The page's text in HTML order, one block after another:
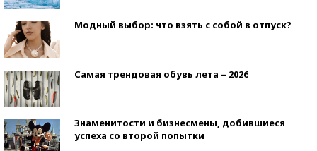
Модный выбор: что взять с собой в отпуск?
Самая трендовая обувь лета – 2026
Знаменитости и бизнесмены, добившиеся
успеха со второй попытки